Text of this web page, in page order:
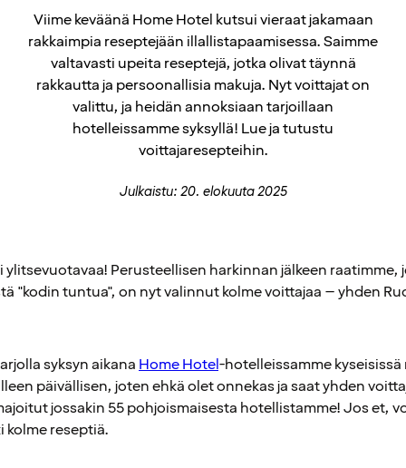
Viime keväänä Home Hotel kutsui vieraat jakamaan
rakkaimpia reseptejään illallistapaamisessa. Saimme
valtavasti upeita reseptejä, jotka olivat täynnä
rakkautta ja persoonallisia makuja. Nyt voittajat on
valittu, ja heidän annoksiaan tarjoillaan
hotelleissamme syksyllä! Lue ja tutustu
voittajaresepteihin.
Julkaistu: 20. elokuuta 2025
Perusteellisen harkinnan jälkeen raatimme,
"kodin tuntua", on nyt valinnut kolme voittajaa – yhden
syksyn aikana Home Hotel-hotelleissamme
päivällisen, joten ehkä olet onnekas ja saat yhden
jossakin 55 pohjoismaisesta hotellistamme! Jos et,
kolme reseptiä.